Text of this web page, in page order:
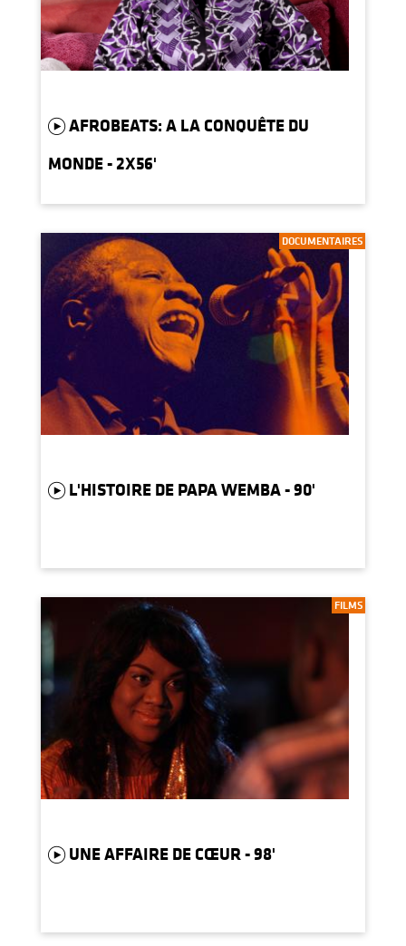
AFROBEATS: A LA CONQUÊTE DU
MONDE - 2X56'
DOCUMENTAIRES
L'HISTOIRE DE PAPA WEMBA - 90'
FILMS
UNE AFFAIRE DE CŒUR - 98'